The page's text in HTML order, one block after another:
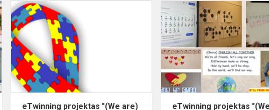
eTwinning
projektas
"
(We
are)
Born
In":
projekto
eTwinning
projektas
(We
are)
Born
In":
Pasaulinė
eTwinning projektas "(We are)
eTwinning projektas